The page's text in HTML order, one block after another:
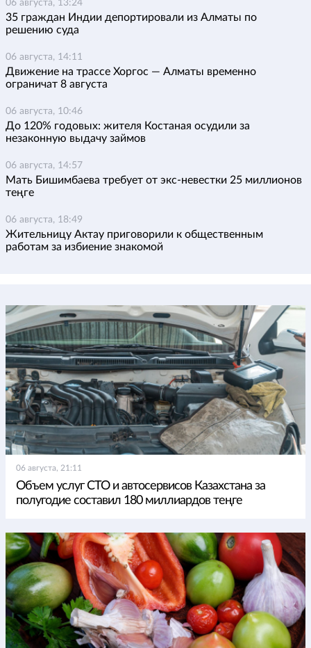
06 августа, 13:24
35 граждан Индии депортировали из Алматы по
решению суда
06 августа, 14:11
Движение на трассе Хоргос — Алматы временно
ограничат 8 августа
06 августа, 10:46
До 120% годовых: жителя Костаная осудили за
незаконную выдачу займов
06 августа, 14:57
Мать Бишимбаева требует от экс-невестки 25 миллионов
теңге
06 августа, 18:49
Жительницу Актау приговорили к общественным
работам за избиение знакомой
06 августа, 21:11
Объем услуг СТО и автосервисов Казахстана за
полугодие составил 180 миллиардов теңге